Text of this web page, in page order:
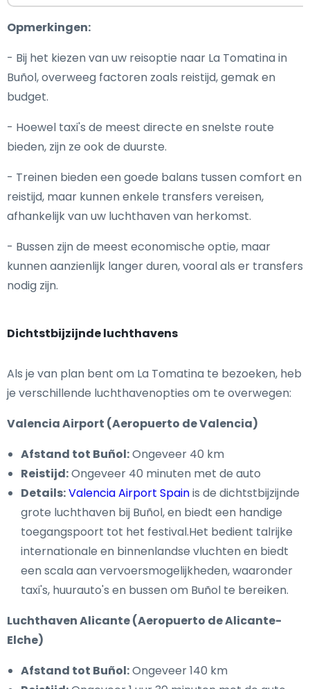
Opmerkingen:
- Bij het kiezen van uw reisoptie naar La Tomatina in
Buñol, overweeg factoren zoals reistijd, gemak en
budget.
- Hoewel taxi's de meest directe en snelste route
bieden, zijn ze ook de duurste.
- Treinen bieden een goede balans tussen comfort en
reistijd, maar kunnen enkele transfers vereisen,
afhankelijk van uw luchthaven van herkomst.
- Bussen zijn de meest economische optie, maar
kunnen aanzienlijk langer duren, vooral als er transfers
nodig zijn.
Dichtstbijzijnde luchthavens
Als je van plan bent om La Tomatina te bezoeken, heb
je verschillende luchthavenopties om te overwegen:
Valencia Airport (Aeropuerto de Valencia)
Afstand tot Buñol:Ongeveer 40 km
Reistijd:Ongeveer 40 minuten met de auto
Details:Valencia Airport Spainis de dichtstbijzijnde
grote luchthaven bij Buñol, en biedt een handige
toegangspoort tot het festival.Het bedient talrijke
internationale en binnenlandse vluchten en biedt
een scala aan vervoersmogelijkheden, waaronder
taxi's, huurauto's en bussen om Buñol te bereiken.
Luchthaven Alicante (Aeropuerto de Alicante-
Elche)
Afstand tot Buñol:Ongeveer 140 km